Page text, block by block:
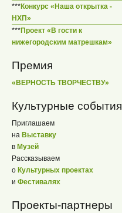
***Конкурс «Наша открытка -
НХП»
***Проект «В гости к
нижегородским матрешкам»
Премия
«ВЕРНОСТЬ ТВОРЧЕСТВУ»
Культурные события
Приглашаем
на Выставку
в Музей
Рассказываем
о Культурных проектах
и Фестивалях
Проекты-партнеры